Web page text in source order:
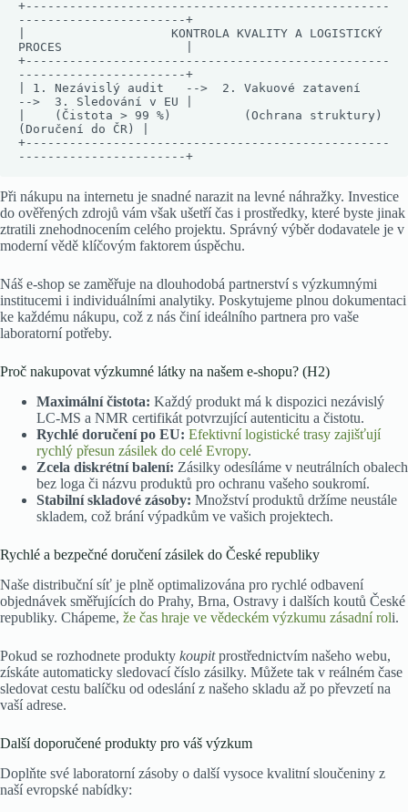
+--------------------------------------------------
-----------------------+
|                    KONTROLA KVALITY A LOGISTICKÝ
PROCES                 |
+--------------------------------------------------
-----------------------+
| 1. Nezávislý audit   -->  2. Vakuové zatavení
-->  3. Sledování v EU |
|    (Čistota > 99 %)          (Ochrana struktury)
(Doručení do ČR) |
+--------------------------------------------------
Při nákupu na internetu je snadné narazit na levné náhražky. Investice
do ověřených zdrojů vám však ušetří čas i prostředky, které byste jinak
ztratili znehodnocením celého projektu. Správný výběr dodavatele je v
moderní vědě klíčovým faktorem úspěchu.
Náš e-shop se zaměřuje na dlouhodobá partnerství s výzkumnými
institucemi i individuálními analytiky. Poskytujeme plnou dokumentaci
ke každému nákupu, což z nás činí ideálního partnera pro vaše
laboratorní potřeby.
Proč nakupovat výzkumné látky na našem e-shopu? (H2)
Maximální čistota: Každý produkt má k dispozici nezávislý
LC-MS a NMR certifikát potvrzující autenticitu a čistotu.
Rychlé doručení po EU: Efektivní logistické trasy zajišťují
rychlý přesun zásilek do celé Evropy.
Zcela diskrétní balení: Zásilky odesíláme v neutrálních obalech
bez loga či názvu produktů pro ochranu vašeho soukromí.
Stabilní skladové zásoby: Množství produktů držíme neustále
skladem, což brání výpadkům ve vašich projektech.
Rychlé a bezpečné doručení zásilek do České republiky
Naše distribuční síť je plně optimalizována pro rychlé odbavení
objednávek směřujících do Prahy, Brna, Ostravy i dalších koutů České
republiky. Chápeme, že čas hraje ve vědeckém výzkumu zásadní roli.
Pokud se rozhodnete produkty koupitprostřednictvím našeho webu,
získáte automaticky sledovací číslo zásilky. Můžete tak v reálném čase
sledovat cestu balíčku od odeslání z našeho skladu až po převzetí na
vaší adrese.
Další doporučené produkty pro váš výzkum
Doplňte své laboratorní zásoby o další vysoce kvalitní sloučeniny z
naší evropské nabídky: